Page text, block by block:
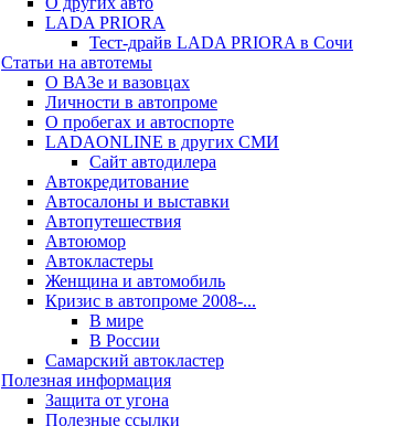
LADA PRIORA
Тест-драйв LADA PRIORA в Сочи
Статьи на автотемы
О ВАЗе и вазовцах
Личности в автопроме
О пробегах и автоспорте
LADAONLINE в других СМИ
Сайт автодилера
Автокредитование
Автосалоны и выставки
Автопутешествия
Автоюмор
Автокластеры
Женщина и автомобиль
Кризис в автопроме 2008-...
В мире
В России
Самарский автокластер
Полезная информация
Защита от угона
Полезные ссылки